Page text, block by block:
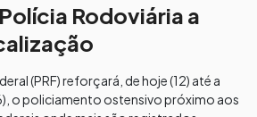
Rodoviária a
(PRF) reforçará, de hoje (12) até a
o policiamento ostensivo próximo aos